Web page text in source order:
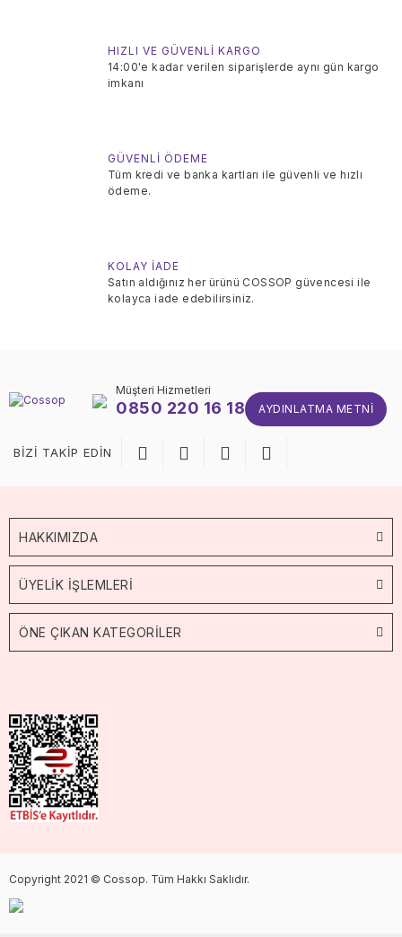
HIZLI VE GÜVENLİ KARGO
14:00'e kadar verilen siparişlerde aynı gün kargo
imkanı
GÜVENLİ ÖDEME
Tüm kredi ve banka kartları ile güvenli ve hızlı
ödeme.
KOLAY İADE
Satın aldığınız her ürünü COSSOP güvencesi ile
kolayca iade edebilirsiniz.
Müşteri Hizmetleri
0850 220 16 18 AYDINLATMA METNI
BİZİ TAKİP EDİN
HAKKIMIZDA
ÜYELİK İŞLEMLERİ
ÖNE ÇIKAN KATEGORİLER
Copyright 2021 © Cossop. Tüm Hakkı Saklıdır.